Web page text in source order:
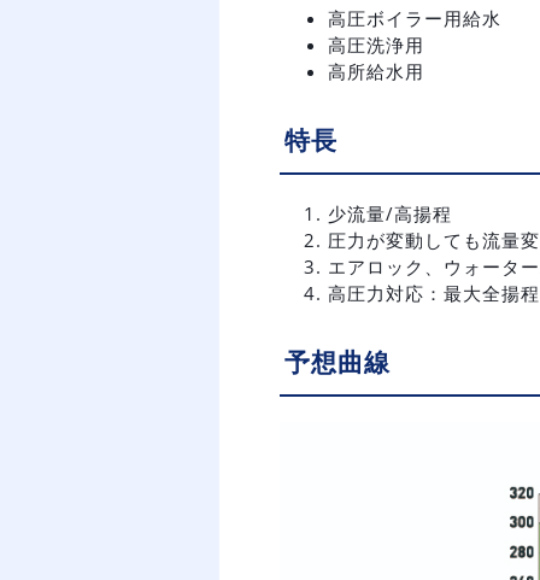
高圧ボイラー用給水
高圧洗浄用
高所給水用
特長
少流量/高揚程
圧力が変動しても流量
エアロック、ウォータ
高圧力対応：最大全揚
予想曲線